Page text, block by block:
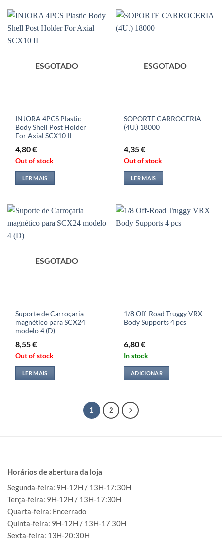
ESGOTADO
INJORA 4PCS Plastic
Body Shell Post Holder
For Axial SCX10 II
4,80€
Out of stock
LER MAIS
ESGOTADO
SOPORTE CARROCERIA
(4U.) 18000
4,35€
Out of stock
LER MAIS
ESGOTADO
Suporte de Carroçaria
magnético para SCX24
modelo 4 (D)
8,55€
Out of stock
LER MAIS
1/8 Off-Road Truggy VRX
Body Supports 4 pcs
6,80€
In stock
ADICIONAR
1 2
Horários de abertura da loja
Segunda-feira: 9H-12H / 13H-17:30H
Terça-feira: 9H-12H / 13H-17:30H
Quarta-feira: Encerrado
Quinta-feira: 9H-12H / 13H-17:30H
Sexta-feira: 13H-20:30H